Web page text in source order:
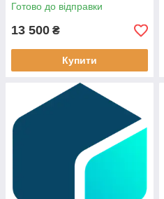
Готово до відправки
13 500 ₴
Купити